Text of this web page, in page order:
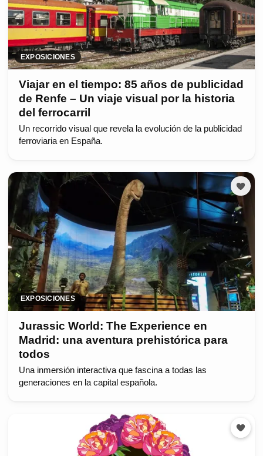
EXPOSICIONES
Viajar en el tiempo: 85 años de publicidad
de Renfe – Un viaje visual por la historia
del ferrocarril
Un recorrido visual que revela la evolución de la publicidad
ferroviaria en España.
EXPOSICIONES
Jurassic World: The Experience en
Madrid: una aventura prehistórica para
todos
Una inmersión interactiva que fascina a todas las
generaciones en la capital española.